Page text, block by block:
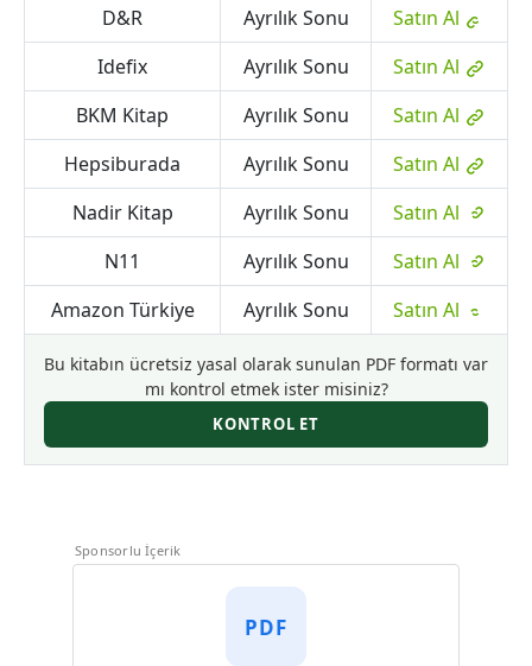
D&R
Ayrılık Sonu
Satın Al
Idefix
Ayrılık Sonu
Satın Al
BKM Kitap
Ayrılık Sonu
Satın Al
Hepsiburada
Ayrılık Sonu
Satın Al
Nadir Kitap
Ayrılık Sonu
Satın Al
N11
Ayrılık Sonu
Satın Al
Amazon Türkiye
Ayrılık Sonu Satın Al
Bu kitabın ücretsiz yasal olarak sunulan PDF formatı var
mı kontrol etmek ister misiniz?
KONTROL ET
Sponsorlu İçerik
PDF